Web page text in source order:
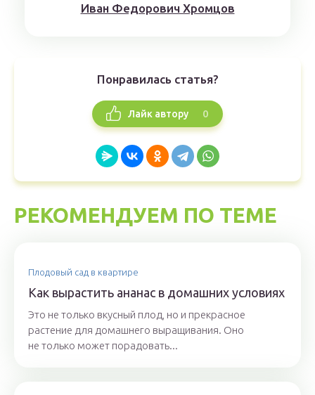
Иван Федорович Хромцов
Понравилась статья?
Лайк автору 0
РЕКОМЕНДУЕМ ПО ТЕМЕ
Плодовый сад в квартире
Как вырастить ананас в домашних условиях
Это не только вкусный плод, но и прекрасное
растение для домашнего выращивания. Оно
не только может порадовать...